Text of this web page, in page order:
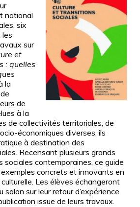
national
six
sur
et
: quelles
la
de
à la
de collectivités territoriales, de
économiques diverses, ils
à destination des
Recensant plusieurs grands
contemporaines, ce guide
concrets et innovants en
Les élèves échangeront
salon sur leur retour d’expérience
issue de leurs travaux.